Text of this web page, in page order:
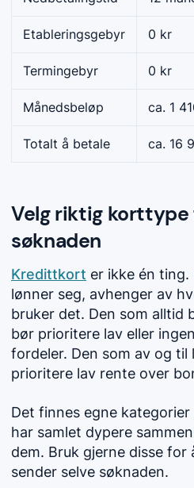
Etableringsgebyr 0 kr
Termingebyr 0 kr
Månedsbeløp ca. 1
Totalt å betale ca. 16
Velg riktig korttype
søknaden
Kredittkort er ikke én
lønner seg, avhenger av
bruker det. Den som alltid
bør prioritere lav eller
fordeler. Den som av og til
prioritere lav rente over
Det finnes egne
har samlet dypere
dem. Bruk gjerne disse for
sender selve søknaden.